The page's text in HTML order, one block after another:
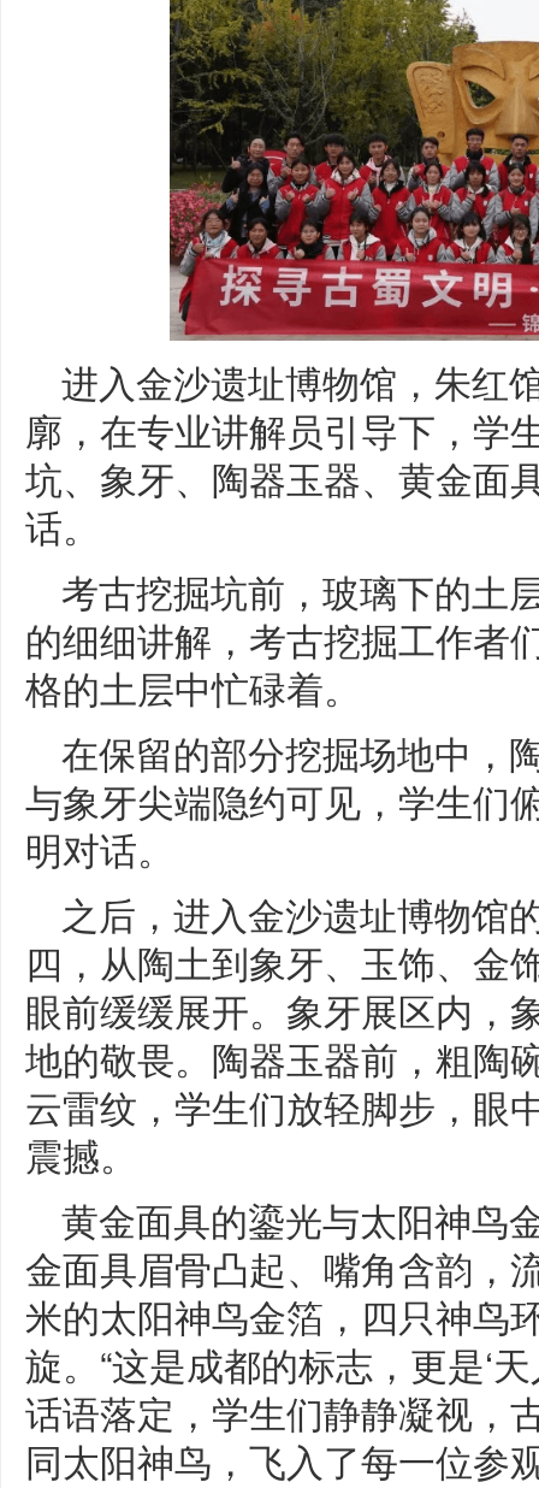
进入金沙遗址博物馆，朱红
廓，在专业讲解员引导下，学
坑、象牙、陶器玉器、黄金面
话。
考古挖掘坑前，玻璃下的土
的细细讲解，考古挖掘工作者
格的土层中忙碌着。
在保留的部分挖掘场地中，
与象牙尖端隐约可见，学生们
明对话。
之后，进入金沙遗址博物馆
四，从陶土到象牙、玉饰、金
眼前缓缓展开。象牙展区内，
地的敬畏。陶器玉器前，粗陶
云雷纹，学生们放轻脚步，眼
震撼。
黄金面具的鎏光与太阳神鸟
金面具眉骨凸起、嘴角含韵，
米的太阳神鸟金箔，四只神鸟
旋。“这是成都的标志，更是‘
话语落定，学生们静静凝视，
同太阳神鸟，飞入了每一位参